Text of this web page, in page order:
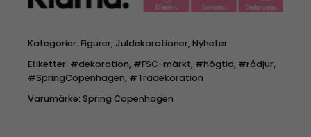
Kategorier: Figurer, Juldekorationer,Nyheter
Etiketter: #dekoration, #FSC-märkt, #högtid, #rådjur,
#SpringCopenhagen, #Trädekoration
Varumärke: Spring Copenhagen